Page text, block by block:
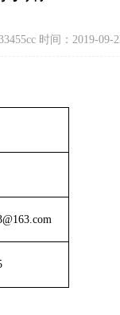
时间：2019-09-